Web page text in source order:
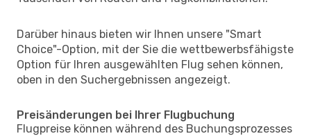
Darüber hinaus bieten wir Ihnen unsere "Smart
Choice"-Option, mit der Sie die wettbewerbsfähigste
Option für Ihren ausgewählten Flug sehen können,
oben in den Suchergebnissen angezeigt.
Preisänderungen bei Ihrer Flugbuchung
Flugpreise können während des Buchungsprozesses